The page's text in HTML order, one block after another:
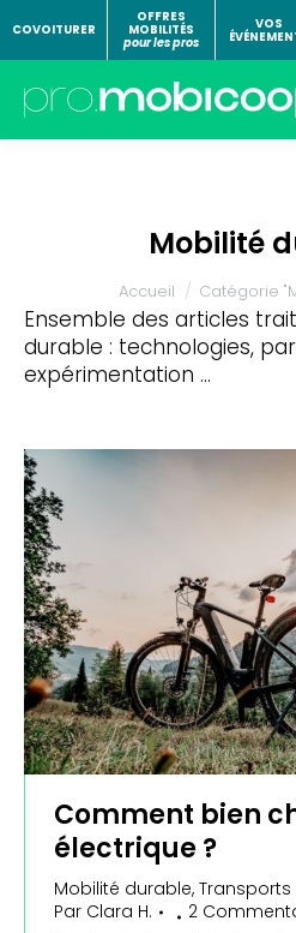
COVOITURER
OFFRES
MOBILITÉS
pour les pros
VOS
Mobilité
Vous êtes ici :
Accueil Catégorie
Ensemble des articles
durable : technologies,
expérimentation …
Comment bien
électrique ?
Mobilité durable,
Par Clara H. 2